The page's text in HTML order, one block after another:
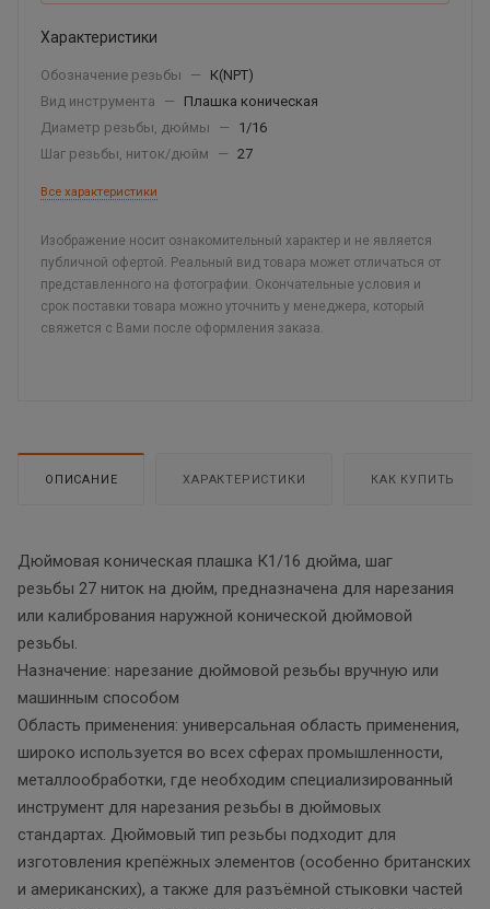
Характеристики
Обозначение резьбы —
К(NPT)
Вид инструмента
—
Плашка коническая
Диаметр резьбы, дюймы
—
1/16
Шаг резьбы, ниток/дюйм
— 27
Все характеристики
Изображение носит ознакомительный характер и не является
публичной офертой. Реальный вид товара может отличаться от
представленного на фотографии. Окончательные условия и
срок поставки товара можно уточнить у менеджера, который
свяжется с Вами после оформления заказа.
ОПИСАНИЕ ХАРАКТЕРИСТИКИ КАК КУПИТЬ
Дюймовая коническая плашка К1/16 дюйма, шаг
резьбы 27 ниток на дюйм, предназначена для нарезания
или калибрования наружной конической дюймовой
резьбы.
Назначение: нарезание дюймовой резьбы вручную или
машинным способом
Область применения: универсальная область применения,
широко используется во всех сферах промышленности,
металлообработки, где необходим специализированный
инструмент для нарезания резьбы в дюймовых
стандартах. Дюймовый тип резьбы подходит для
изготовления крепёжных элементов (особенно британских
и американских), а также для разъёмной стыковки частей